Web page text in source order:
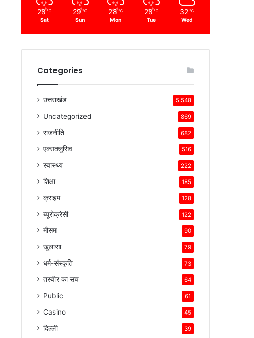
28 ℃
Sat
29 ℃
Sun
28 ℃
Mon
28 ℃
Tue
32 ℃
Wed
Categories
उत्तराखंड 5,548
Uncategorized 869
राजनीति 682
एक्सक्लुसिव 516
स्वास्थ्य 222
शिक्षा 185
क्राइम 128
ब्यूरोक्रेसी 122
मौसम 90
खुलासा 79
धर्म-संस्कृति 73
तस्वीर का सच 64
Public 61
Casino 45
दिल्ली 39